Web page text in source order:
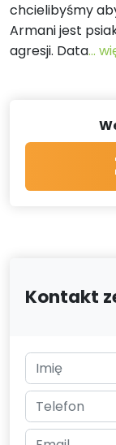
chcielibyśmy
Armani jest
agresji. Data...
Kontakt